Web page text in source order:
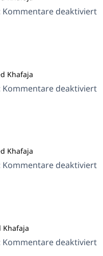
Kommentare deaktiviertfür
Khafaja
Kommentare deaktiviertfür
Khafaja
Kommentare deaktiviertfür
Khafaja
Kommentare deaktiviertfür